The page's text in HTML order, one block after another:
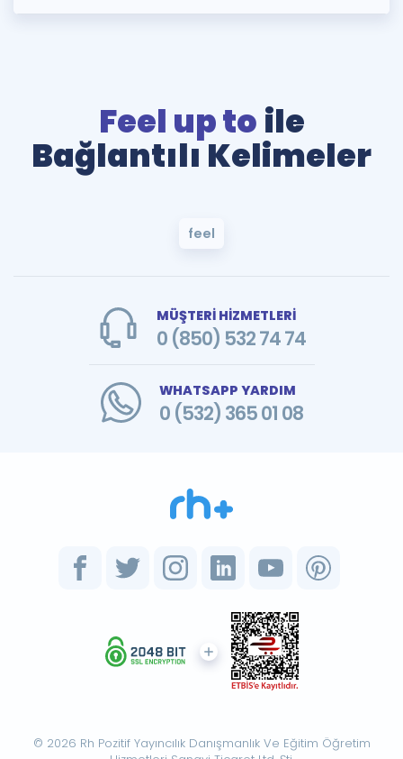
Feel up to ile
Bağlantılı Kelimeler
feel
MÜŞTERİ HİZMETLERİ
0 (850) 532 74 74
WHATSAPP YARDIM
0 (532) 365 01 08
© 2026 Rh Pozitif Yayıncılık Danışmanlık Ve Eğitim Öğretim